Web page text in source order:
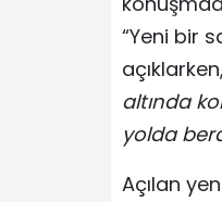
“Yeni bir
açıklarken,
altında
yolda
Açılan